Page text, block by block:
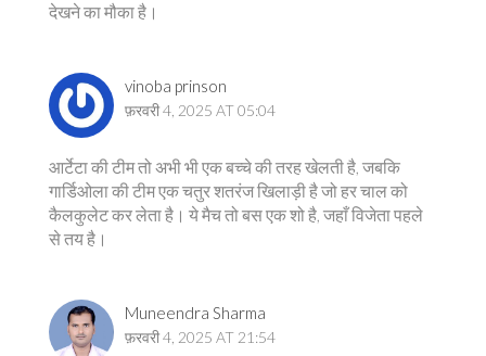
देखने का मौका है।
vinoba prinson
फ़रवरी 4, 2025 AT 05:04
आर्टेटा की टीम तो अभी भी एक बच्चे की तरह खेलती है, जबकि
गार्डिओला की टीम एक चतुर शतरंज खिलाड़ी है जो हर चाल को
कैलकुलेट कर लेता है। ये मैच तो बस एक शो है, जहाँ विजेता पहले
से तय है।
Muneendra Sharma
फ़रवरी 4, 2025 AT 21:54